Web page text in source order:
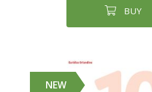
BUY
NEW